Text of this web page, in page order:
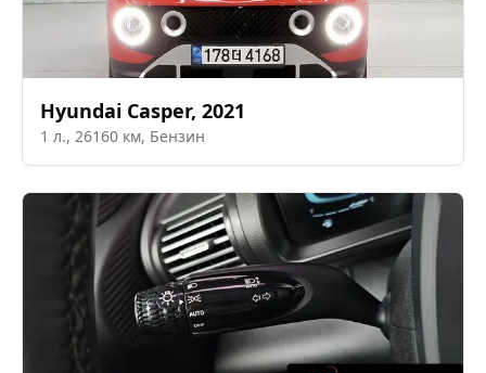
Hyundai Casper, 2021
1 л., 26160 км, Бензин